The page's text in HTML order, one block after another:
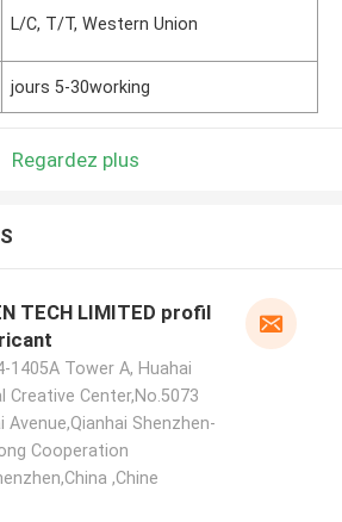
L/C, T/T, Western Union
jours 5-30working
Regardez plus
TECH LIMITED profil
1405A Tower A, Huahai
Creative Center,No.5073
Avenue,Qianhai Shenzhen-
Cooperation
,Chine